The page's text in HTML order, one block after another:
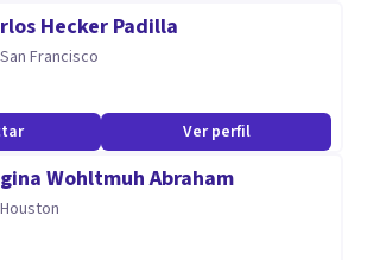
Hecker Padilla
San Francisco
Ver perfil
Wohltmuh Abraham
Houston